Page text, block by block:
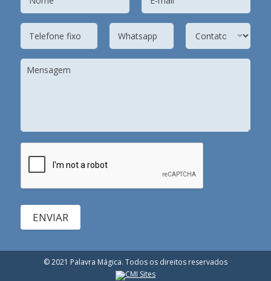
ENVIAR
© 2021 Palavra Mágica. Todos os direitos reservados